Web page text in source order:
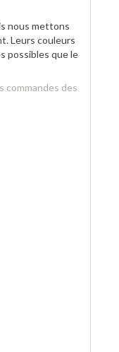
nous mettons
Leurs couleurs
possibles que le
commandes des